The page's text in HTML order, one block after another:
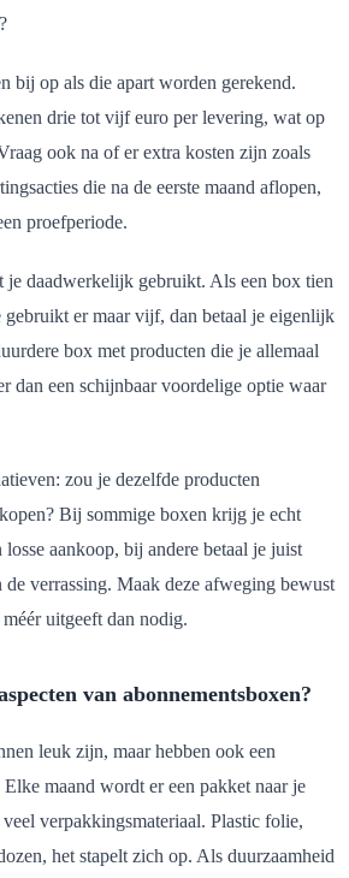
bij op als die apart worden gerekend.
drie tot vijf euro per levering, wat op
ook na of er extra kosten zijn zoals
die na de eerste maand aflopen,
proefperiode.
je daadwerkelijk gebruikt. Als een box tien
gebruikt er maar vijf, dan betaal je eigenlijk
box met producten die je allemaal
dan een schijnbaar voordelige optie waar
zou je dezelfde producten
Bij sommige boxen krijg je echt
aankoop, bij andere betaal je juist
de verrassing. Maak deze afweging bewust
uitgeeft dan nodig.
van abonnementsboxen?
leuk zijn, maar hebben ook een
maand wordt er een pakket naar je
verpakkingsmateriaal. Plastic folie,
het stapelt zich op. Als duurzaamheid